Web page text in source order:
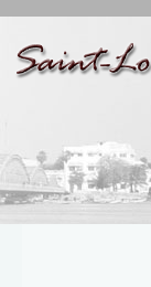
Panneau de